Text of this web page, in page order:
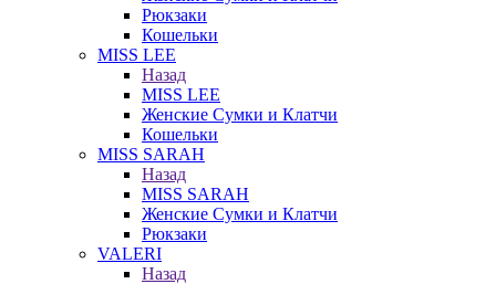
Рюкзаки
Кошельки
MISS LEE
Назад
MISS LEE
Женские Сумки и Клатчи
Кошельки
MISS SARAH
Назад
MISS SARAH
Женские Сумки и Клатчи
Рюкзаки
VALERI
Назад